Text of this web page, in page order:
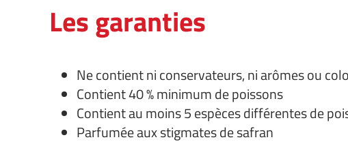
Les garanties
Ne contient ni conservateurs, ni arômes ou
Contient 40 % minimum de poissons
Contient au moins 5 espèces différentes de
Parfumée aux stigmates de safran